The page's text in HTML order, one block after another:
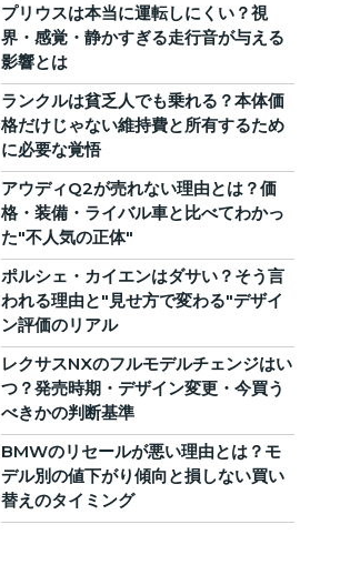
プリウスは本当に運転しにくい？視
界・感覚・静かすぎる走行音が与える
影響とは
ランクルは貧乏人でも乗れる？本体価
格だけじゃない維持費と所有するため
に必要な覚悟
アウディQ2が売れない理由とは？価
格・装備・ライバル車と比べてわかっ
た"不人気の正体"
ポルシェ・カイエンはダサい？そう言
われる理由と"見せ方で変わる"デザイ
ン評価のリアル
レクサスNXのフルモデルチェンジはい
つ？発売時期・デザイン変更・今買う
べきかの判断基準
BMWのリセールが悪い理由とは？モ
デル別の値下がり傾向と損しない買い
替えのタイミング